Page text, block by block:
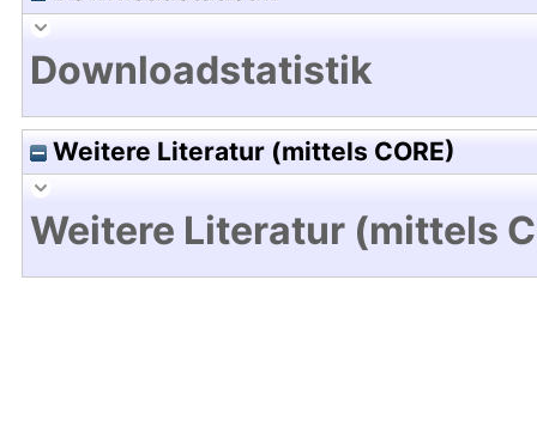
Downloadstatistik
Weitere Literatur (mittels CORE)
Weitere Literatur (mittels